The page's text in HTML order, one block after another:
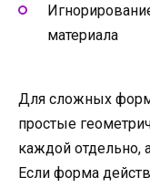
материала
Для сложных форм
простые
каждой отдельно,
Если форма